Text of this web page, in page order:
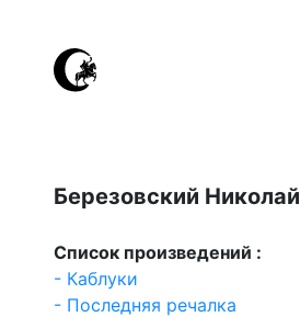
Березовский Николай
Список произведений :
- Каблуки
- Последняя речалка